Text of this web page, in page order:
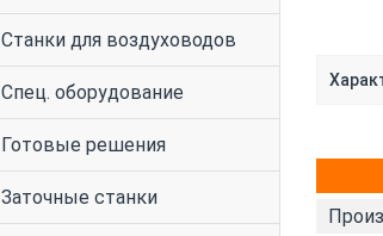
Станки для воздуховодов
Спец. оборудование
Готовые решения
Заточные станки